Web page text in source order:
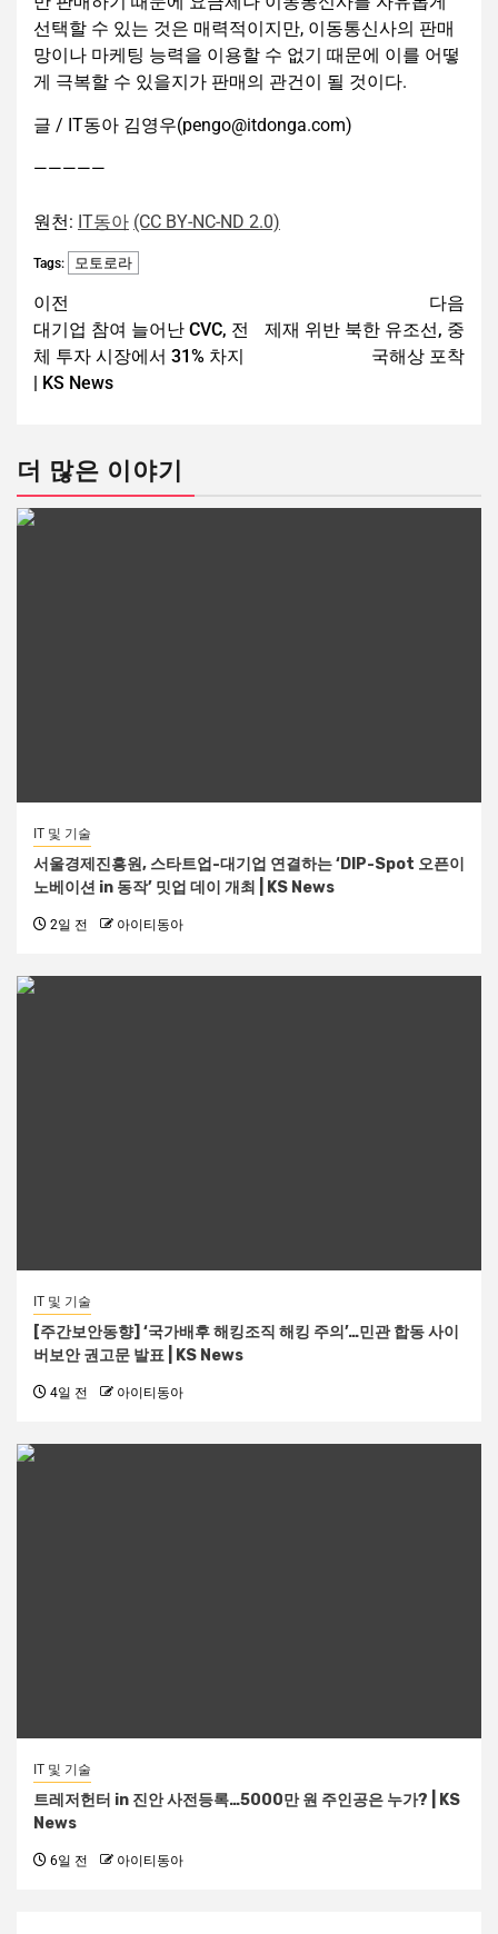
선택할 수 있는 것은 매력적이지만, 이동통신사의 판매
망이나 마케팅 능력을 이용할 수 없기 때문에 이를 어떻
게 극복할 수 있을지가 판매의 관건이 될 것이다.
글 / IT동아 김영우(pengo@itdonga.com)
—————
원천: IT동아 (CC BY-NC-ND 2.0)
Tags: 모토로라
이전
대기업 참여 늘어난 CVC, 전
체 투자 시장에서 31% 차지
| KS News
다음
제재 위반 북한 유조선, 중
국해상 포착
더 많은 이야기
IT 및 기술
서울경제진흥원, 스타트업-대기업 연결하는 ‘DIP-Spot 오픈이
노베이션 in 동작’ 밋업 데이 개최 | KS News
2일 전 아이티동아
IT 및 기술
[주간보안동향] ‘국가배후 해킹조직 해킹 주의’…민관 합동 사이
버보안 권고문 발표 | KS News
4일 전 아이티동아
IT 및 기술
트레저헌터 in 진안 사전등록…5000만 원 주인공은 누가? | KS
News
6일 전 아이티동아